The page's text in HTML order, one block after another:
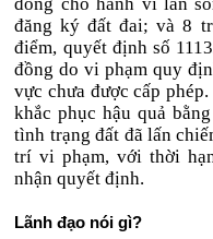
đăng ký đất đai; và 8
điểm, quyết định số
đồng do vi phạm quy
vực chưa được cấp
khắc phục hậu quả
tình trạng đất đã lấn
trí vi phạm, với thời
nhận quyết định.
Lãnh đạo nói gì?